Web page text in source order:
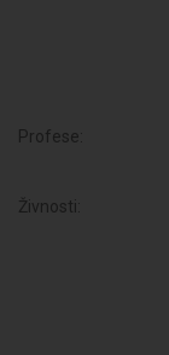
Profese:
Živnosti: